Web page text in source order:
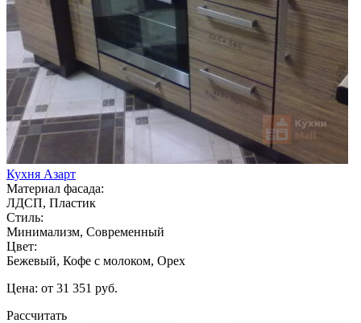
Кухня Азарт
Материал фасада:
ЛДСП, Пластик
Стиль:
Минимализм, Современный
Цвет:
Бежевый, Кофе с молоком, Орех
Цена: от 31 351 руб.
Рассчитать